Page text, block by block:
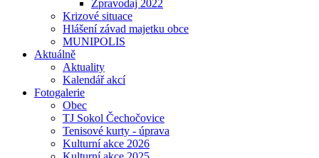
Zpravodaj 2022
Krizové situace
Hlášení závad majetku obce
MUNIPOLIS
Aktuálně
Aktuality
Kalendář akcí
Fotogalerie
Obec
TJ Sokol Čechočovice
Tenisové kurty - úprava
Kulturní akce 2026